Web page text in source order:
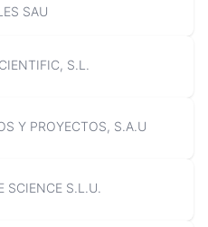
SAU
S.L.
Y PROYECTOS, S.A.U
SCIENCE S.L.U.